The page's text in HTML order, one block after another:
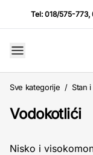
Tel:018/575-773,
Sve kategorije / Stan
Vodokotlići
Nisko i